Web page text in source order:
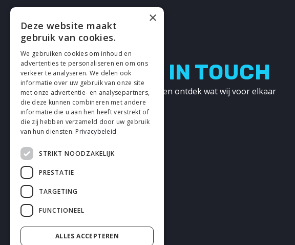
LETS GET IN TOUCH
Neem contact met ons op en ontdek wat wij voor elkaar
kunnen betekenen!
CONTACT
×
Deze website maakt
gebruik van cookies.
We gebruiken cookies om inhoud en
advertenties te personaliseren en om ons
verkeer te analyseren. We delen ook
informatie over uw gebruik van onze site
met onze advertentie- en analysepartners,
die deze kunnen combineren met andere
informatie die u aan hen heeft verstrekt of
die zij hebben verzameld door uw gebruik
van hun diensten. Privacybeleid
STRIKT NOODZAKELIJK
PRESTATIE
TARGETING
FUNCTIONEEL
ALLES ACCEPTEREN